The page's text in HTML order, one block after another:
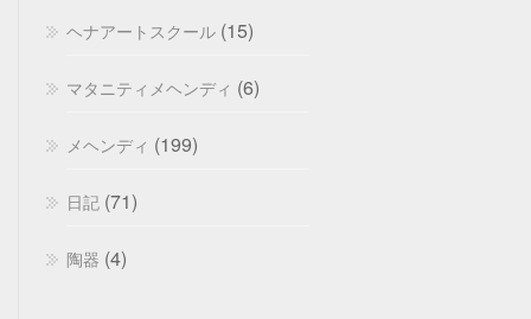
ヘナアートスクール (15)
マタニティメヘンディ (6)
メヘンディ (199)
日記 (71)
陶器 (4)